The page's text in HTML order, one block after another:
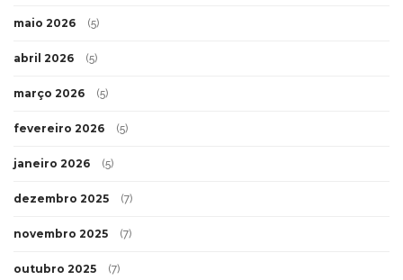
maio 2026 (5)
abril 2026 (5)
março 2026 (5)
fevereiro 2026 (5)
janeiro 2026 (5)
dezembro 2025 (7)
novembro 2025 (7)
outubro 2025 (7)